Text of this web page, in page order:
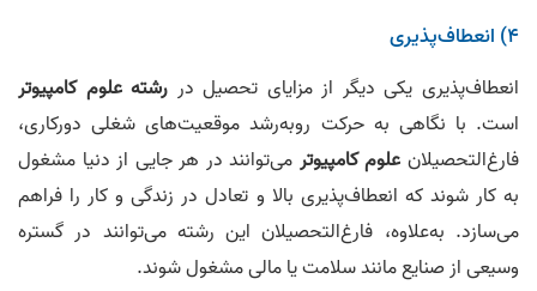
۴) انعطاف‌پذیری
انعطاف‌پذیری یکی دیگر از مزایای تحصیل در رشته علوم کامپیوتر
است. با نگاهی به حرکت روبه‌رشد موقعیت‌های شغلی دورکاری،
فارغ‌التحصیلانعلوم کامپیوتر می‌توانند در هر جایی از دنیا مشغول
به کار شوند که انعطاف‌پذیری بالا و تعادل در زندگی و کار را فراهم
می‌سازد. به‌علاوه، فارغ‌التحصیلان این رشته می‌توانند در گستره
وسیعی از صنایع مانند سلامت یا مالی مشغول شوند.